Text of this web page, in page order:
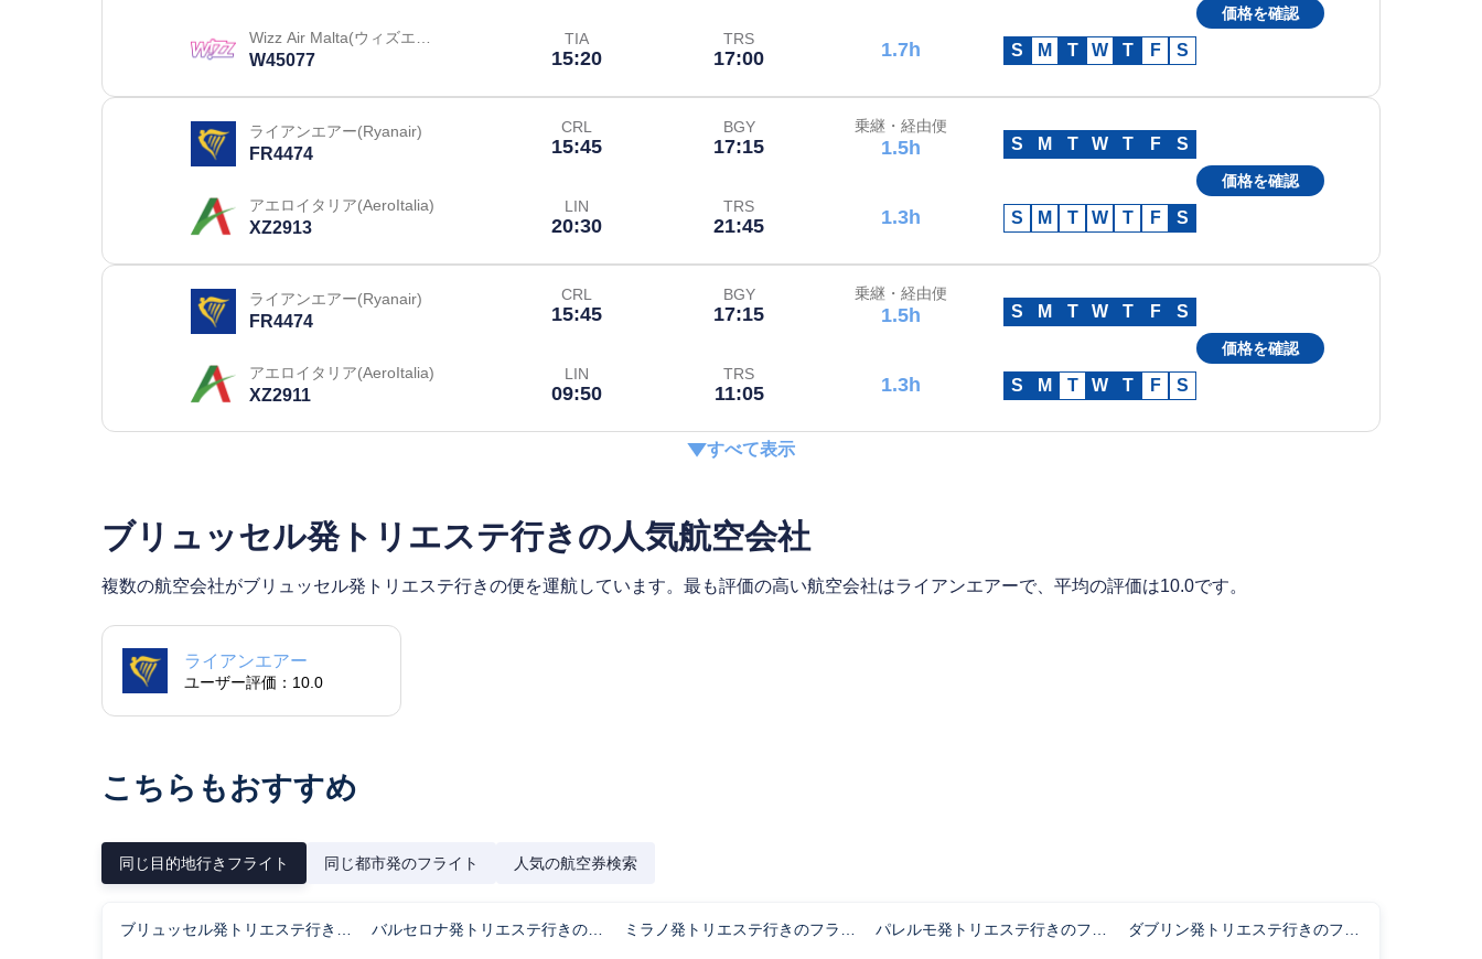
Wizz Air Malta(ウィズエア
ー マルタ)
W45077
TIA
15:20
TRS
17:00 1.7h S M T W T F S
価格を確認
ライアンエアー(Ryanair)
FR4474
CRL
15:45
BGY
17:15
乗継・経由便
1.5h S M T W T F S
アエロイタリア(AeroItalia)
XZ2913
LIN
20:30
TRS
21:45 1.3h S M T W T F S
価格を確認
ライアンエアー(Ryanair)
FR4474
CRL
15:45
BGY
17:15
乗継・経由便
1.5h S M T W T F S
アエロイタリア(AeroItalia)
XZ2911
LIN
09:50
TRS
11:05 1.3h S M T W T F S
価格を確認
すべて表示
ブリュッセル発トリエステ行きの人気航空会社
複数の航空会社がブリュッセル発トリエステ行きの便を運航しています。最も評価の高い航空会社はライアンエアーで、平均の評価は10.0です。
ライアンエアー
ユーザー評価：10.0
こちらもおすすめ
同じ目的地行きフライト 同じ都市発のフライト 人気の航空券検索